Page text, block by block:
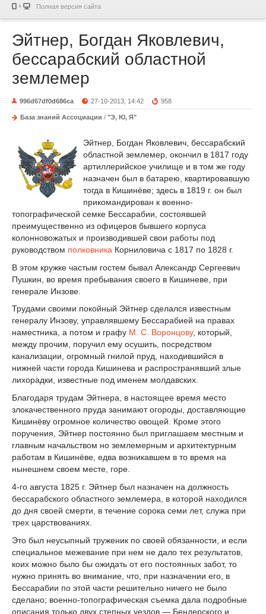
Полная версия сайта
Эйтнер, Богдан Яковлевич,
бессарабский областной
землемер
996d67df0d686ca 27-10-2013, 14:42 958
База знаний Ассоциации / "Э, Ю, Я"
Эйтнер, Богдан Яковлевич, бессарабский
областной землемер, окончил в 1817 году
артиллерийское училище и в том же году
назначен был в батарею, квартировавшую
тогда в Кишинёве; здесь в 1819 г. он был
прикомандирован к военно-
топографической семке Бессарабии, состоявшей
преимущественно из офицеров бывшего корпуса
колонновожатых и производившей свои работы под
руководством полковника Корниловича с 1817 по 1828 г.
В этом кружке частым гостем бывал Александр Сергеевич
Пушкин, во время пребывания своего в Кишиневе, при
генерале Инзове.
Трудами своими покойный Эйтнер сделался известным
генералу Инзову, управлявшему Бессарабией на правах
наместника, а потом и графу М. С. Воронцову, который,
между прочим, поручил ему осушить, посредством
канализации, огромный гнилой пруд, находившийся в
нижней части города Кишинева и распространявший злые
лихорадки, известные под именем молдавских.
Благодаря трудам Эйтнера, в настоящее время место
злокачественного пруда занимают огороды, доставляющие
Кишинёву огромное количество овощей. Кроме этого
поручения, Эйтнер постоянно был приглашаем местным и
главным начальством но землемерным и архитектурным
работам в Кишинёве, едва возникавшем в то время на
нынешнем своем месте, горе.
4-го августа 1825 г. Эйтнер был назначен на должность
бессарабского областного землемера, в которой находился
до дня своей смерти, в течение сорока семи лет, служа при
трех царствованиях.
Это был неусыпный труженик по своей обязанности, и если
специальное межевание при нем не дало тех результатов,
коих можно было бы ожидать от его постоянных забот, то
нужно принять во внимание, что, при назначении его, в
Бессарабии по этой части решительно ничего не было
сделано; военно-топографическая съемка дала подробные
описания только двух степных уездов — Бендерского и